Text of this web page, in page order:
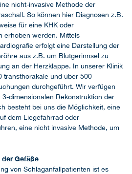
nicht-invasive Methode der
So können hier Diagnosen z.B.
für eine KHK oder
erhoben werden. Mittels
erfolgt eine Darstellung der
aus z.B. um Blutgerinnsel zu
an der Herzklappe. In unserer Klinik
transthorakale und über 500
durchgeführt. Wir verfügen
dimensionalen Rekonstruktion der
besteht bei uns die Möglichkeit, eine
dem Liegefahrrad oder
eine nicht invasive Methode, um
Gefäße
von Schlaganfallpatienten ist es